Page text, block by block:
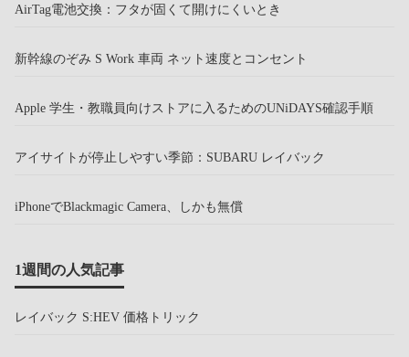
AirTag電池交換：フタが固くて開けにくいとき
新幹線のぞみ S Work 車両 ネット速度とコンセント
Apple 学生・教職員向けストアに入るためのUNiDAYS確認手順
アイサイトが停止しやすい季節：SUBARU レイバック
iPhoneでBlackmagic Camera、しかも無償
1週間の人気記事
レイバック S:HEV 価格トリック